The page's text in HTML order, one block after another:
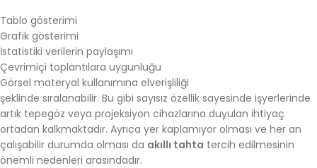
Tablo gösterimi
Grafik gösterimi
İstatistiki verilerin paylaşımı
Çevrimiçi toplantılara uygunluğu
Görsel materyal kullanımına elverişliliği
şeklinde sıralanabilir. Bu gibi sayısız özellik sayesinde işyerlerinde
artık tepegöz veya projeksiyon cihazlarına duyulan ihtiyaç
ortadan kalkmaktadır. Ayrıca yer kaplamıyor olması ve her an
çalışabilir durumda olması da akıllı tahta tercih edilmesinin
önemli nedenleri arasındadır.